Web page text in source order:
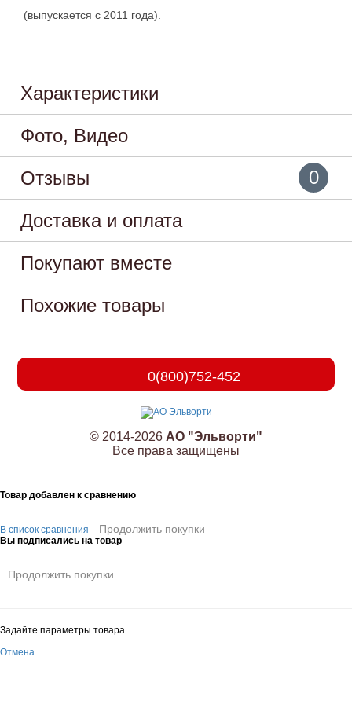
(выпускается с 2011 года).
Характеристики
Фото, Видео
Отзывы
0
Доставка и оплата
Покупают вместе
Похожие товары
0(800)752-452
© 2014-2026 АО "Эльворти"
Все права защищены
Товар добавлен к сравнению
В список сравнения Продолжить покупки
Вы подписались на товар
Продолжить покупки
Задайте параметры товара
Отмена